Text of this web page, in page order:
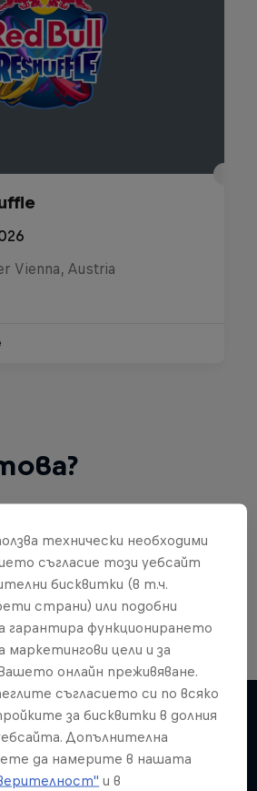
Vienna, Austria
and esports news,
tips on how to improve …
технически необходими
съгласие този уебсайт
бисквитки (в т.ч.
страни) или подобни
гарантира функционирането
маркетингови цели и за
онлайн преживяване.
съгласието си по всяко
за бисквитки в долния
Допълнителна
да намерите в нашата
и в